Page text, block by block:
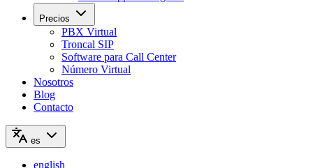
Precios
PBX Virtual
Troncal SIP
Software para Call Center
Número Virtual
Nosotros
Blog
Contacto
es
english